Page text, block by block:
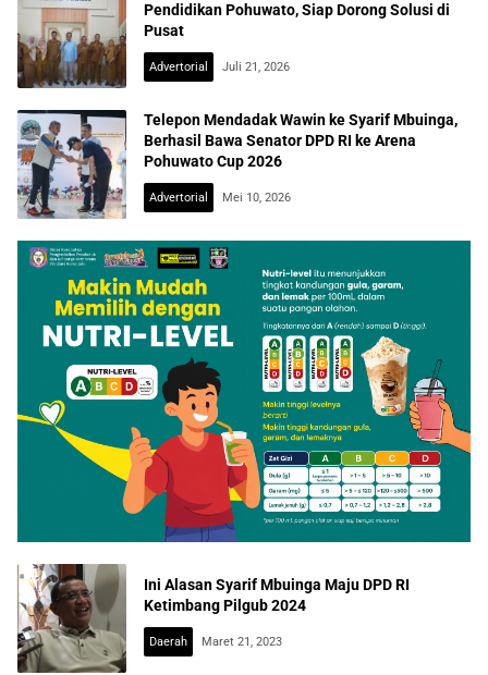
Pendidikan Pohuwato, Siap Dorong Solusi di
Pusat
Advertorial Juli 21, 2026
Telepon Mendadak Wawin ke Syarif Mbuinga,
Berhasil Bawa Senator DPD RI ke Arena
Pohuwato Cup 2026
Advertorial Mei 10, 2026
Ini Alasan Syarif Mbuinga Maju DPD RI
Ketimbang Pilgub 2024
Daerah Maret 21, 2023